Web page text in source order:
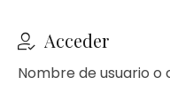
Acceder
Nombre de usuario